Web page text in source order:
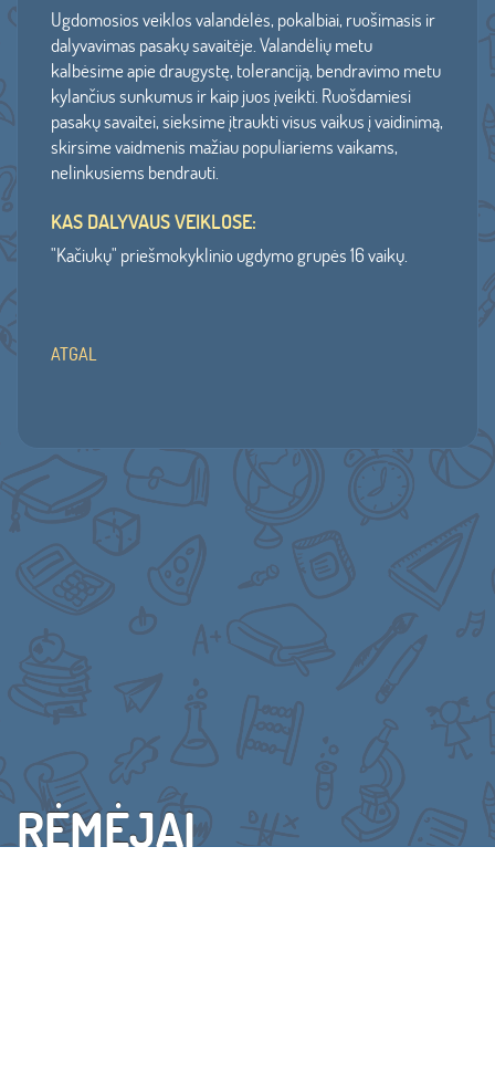
Ugdomosios veiklos valandėlės, pokalbiai, ruošimasis ir
dalyvavimas pasakų savaitėje. Valandėlių metu
kalbėsime apie draugystę, toleranciją, bendravimo metu
kylančius sunkumus ir kaip juos įveikti. Ruošdamiesi
pasakų savaitei, sieksime įtraukti visus vaikus į vaidinimą,
skirsime vaidmenis mažiau populiariems vaikams,
nelinkusiems bendrauti.
KAS DALYVAUS VEIKLOSE:
"Kačiukų" priešmokyklinio ugdymo grupės 16 vaikų.
ATGAL
RĖMĖJAI